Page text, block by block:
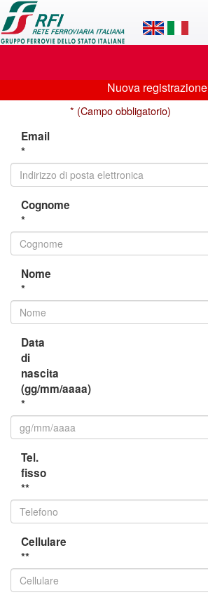
Applicazione
SalaBlu
Online
di
Ferroviaria
Italiana
Nuova
registrazione
Nuova registrazione
* (Campo obbligatorio)
Email
*
Cognome
*
Nome
*
Data
di
nascita
(gg/mm/aaaa)
*
Tel.
fisso
**
Cellulare
**